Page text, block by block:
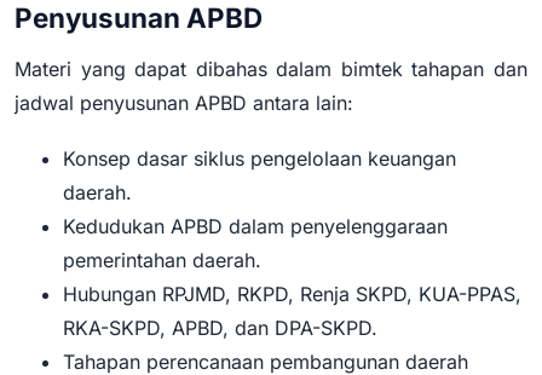
Penyusunan APBD
Materi yang dapat dibahas dalam bimtek tahapan dan
jadwal penyusunan APBD antara lain:
Konsep dasar siklus pengelolaan keuangan
daerah.
Kedudukan APBD dalam penyelenggaraan
pemerintahan daerah.
Hubungan RPJMD, RKPD, Renja SKPD, KUA-PPAS,
RKA-SKPD, APBD, dan DPA-SKPD.
Tahapan perencanaan pembangunan daerah